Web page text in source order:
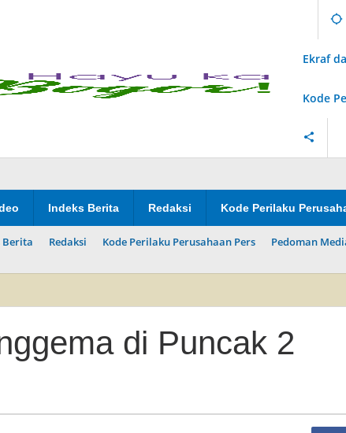
Ekraf
Kode
Indeks Berita Redaksi Kode Perilaku
Berita Redaksi Kode Perilaku Perusahaan Pers Pedoman
di Puncak 2